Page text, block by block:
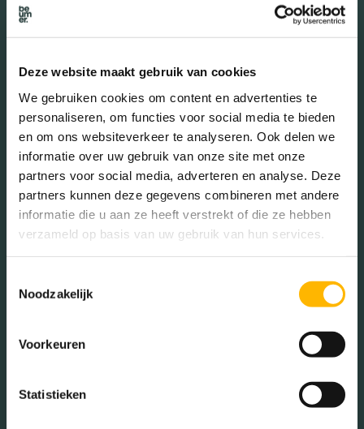
Deze website maakt gebruik van cookies
We gebruiken cookies om content en advertenties te
personaliseren, om functies voor social media te bieden
en om ons websiteverkeer te analyseren. Ook delen we
informatie over uw gebruik van onze site met onze
partners voor social media, adverteren en analyse. Deze
partners kunnen deze gegevens combineren met andere
informatie die u aan ze heeft verstrekt of die ze hebben
verzameld op basis van uw gebruik van hun services.
Noodzakelijk
Voorkeuren
Statistieken
0 - 15 jaar (17.58%)
25 - 45 jaar (34.05%)
45 - 65 jaar (24.29%)
65+ jaar (12.81%)
Geslacht
Mannen (49.36%)